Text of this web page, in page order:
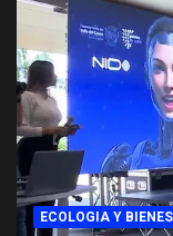
ECOLOGIA Y